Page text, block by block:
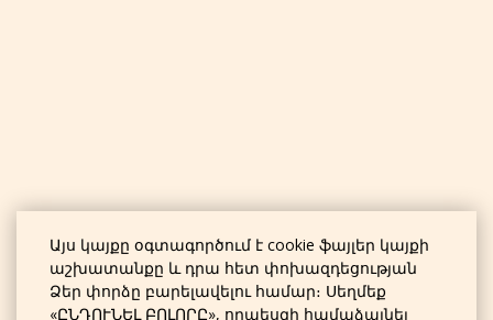
Այս կայքը օգտագործում է cookie ֆայլեր կայքի
աշխատանքը և դրա հետ փոխազդեցության
Ձեր փորձը բարելավելու համար։ Սեղմեք
«ԸՆԴՈՒՆԵԼ ԲՈԼՈՐԸ», որպեսզի համաձայնել